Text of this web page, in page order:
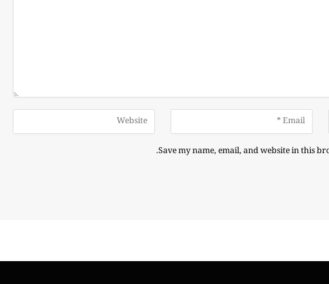
Save my name, email, and website in this